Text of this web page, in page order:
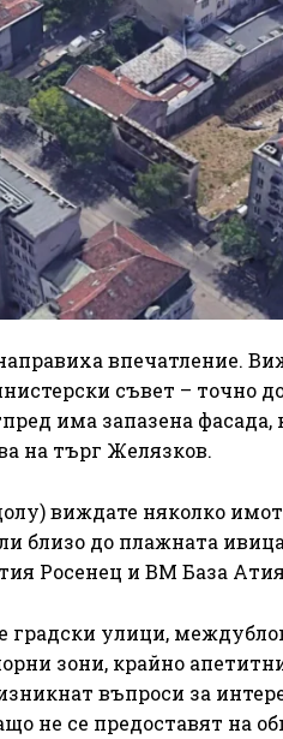
впечатление.
съвет – точно
има запазена фасада,
на търг Желязков.
виждате няколко
близо до плажната
Росенец и ВМ База
улици,
зони, крайно
въпроси за
не се предоставят на